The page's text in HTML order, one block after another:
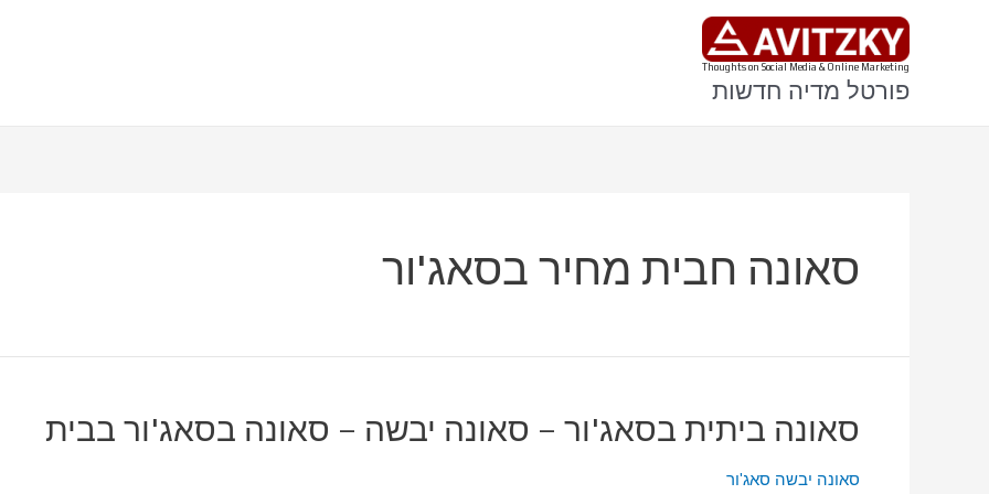
Thoughts on Social Media & Online Marketing
פורטל מדיה חדשות
סאונה חבית מחיר בסאג'ור
סאונה ביתית בסאג'ור – סאונה יבשה – סאונה בסאג'ור בבית
סאונה יבשה סאג'ור